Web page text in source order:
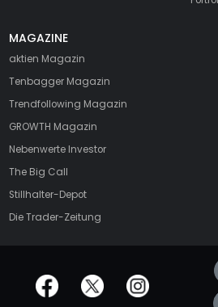
MAGAZINE
aktien Magazin
Tenbagger Magazin
Trendfollowing Magazin
GROWTH Magazin
Nebenwerte Investor
The Big Call
Stillhalter-Depot
Die Trader-Zeitung
offizielle Social Media-Accounts